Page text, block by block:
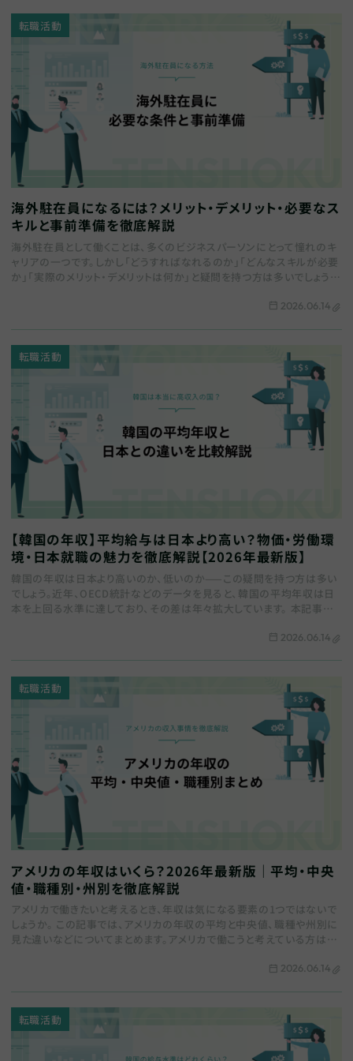
転職活動
海外駐在員になるには？メリット・デメリット・必要なス
キルと事前準備を徹底解説
海外駐在員として働くことは、多くのビジネスパーソンにとって憧れのキ
ャリアの一つです。しかし「どうすればなれるのか」「どんなスキルが必要
か」「実際のメリット・デメリットは何か」と疑問を持つ方は多いでしょう。
2026.06.14
転職活動
【韓国の年収】平均給与は日本より高い？物価・労働環
境・日本就職の魅力を徹底解説【2026年最新版】
韓国の年収は日本より高いのか、低いのか——この疑問を持つ方は多い
でしょう。近年、OECD統計などのデータを見ると、韓国の平均年収は日
本を上回る水準に達しており、その差は年々拡大しています。 本記事で
2026.06.14
転職活動
アメリカの年収はいくら？2026年最新版｜平均・中央
値・職種別・州別を徹底解説
アメリカで働きたいと考えるとき、年収は気になる要素の1つではないで
しょうか。 この記事では、アメリカの年収の平均と中央値、職種や州別に
見た違いなどについてまとめます。アメリカで働こうと考えている方はぜ
2026.06.14
転職活動